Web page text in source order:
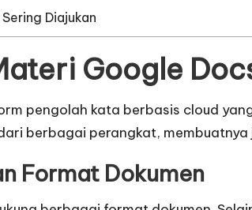
Diajukan
Google
pengolah kata berbasis cloud
berbagai perangkat,
Format Dokumen